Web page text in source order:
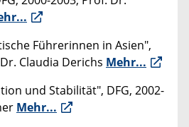
Führerinnen in Asien",
Claudia Derichs Mehr...
und Stabilität", DFG, 2002-
Mehr...